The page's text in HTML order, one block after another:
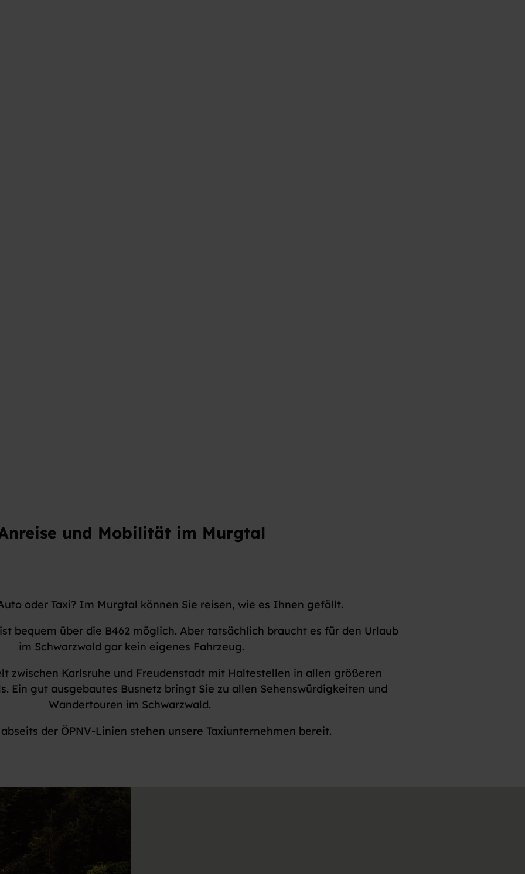
und Mobilität im Murgtal
oder Taxi? Im Murgtal können Sie reisen, wie es Ihnen gefällt.
bequem über die B462 möglich. Aber tatsächlich braucht es für den Urlaub
im Schwarzwald gar kein eigenes Fahrzeug.
zwischen Karlsruhe und Freudenstadt mit Haltestellen in allen größeren
Ein gut ausgebautes Busnetz bringt Sie zu allen Sehenswürdigkeiten und
Wandertouren im Schwarzwald.
der ÖPNV-Linien stehen unsere Taxiunternehmen bereit.